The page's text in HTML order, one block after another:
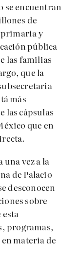
se encuentran
de
y
pública
las familias
que la
más
las cápsulas
que en
una vez a la
de Palacio
desconocen
sobre
programas,
materia de